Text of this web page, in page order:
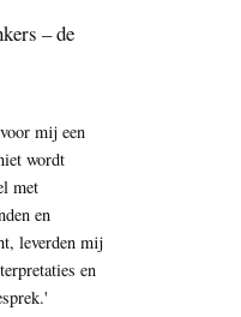
– de
mij een
wordt
met
en
leverden mij
en